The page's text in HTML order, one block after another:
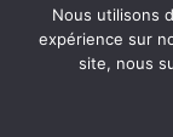
Les
Nous utilisons
expérience sur
site, nous